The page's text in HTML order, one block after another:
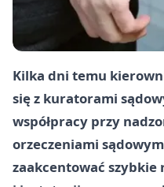
Kilka dni temu
się z kuratorami
współpracy przy
orzeczeniami
zaakcentować